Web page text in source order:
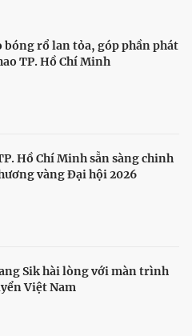
bóng rổ lan tỏa, góp phần phát
TP. Hồ Chí Minh
Hồ Chí Minh sẵn sàng chinh
vàng Đại hội 2026
Sik hài lòng với màn trình
Việt Nam